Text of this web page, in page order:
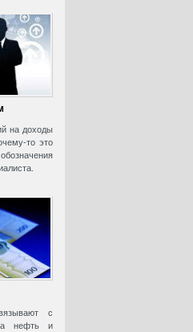
на доходы
то это
с
нефть и